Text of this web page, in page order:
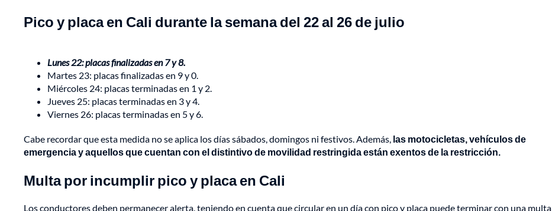
Pico y placa en Cali durante la semana del 22 al 26 de julio
Lunes 22: placas finalizadas en 7 y 8.
Martes 23: placas finalizadas en 9 y 0.
Miércoles 24: placas terminadas en 1 y 2.
Jueves 25: placas terminadas en 3 y 4.
Viernes 26: placas terminadas en 5 y 6.
Cabe recordar que esta medida no se aplica los días sábados, domingos ni festivos. Además, las motocicletas, vehículos de
emergencia y aquellos que cuentan con el distintivo de movilidad restringida están exentos de la restricción.
Multa por incumplir pico y placa en Cali
Los conductores deben permanecer alerta, teniendo en cuenta que circular en un día con pico y placa puede terminar con una multa